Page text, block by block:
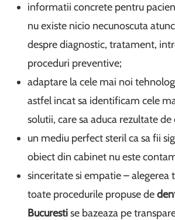
informatii concrete pentru
nu existe nicio necunoscuta
despre diagnostic, tratament,
proceduri preventive;
adaptare la cele mai noi
astfel incat sa identificam cele
solutii, care sa aduca rezultate de
un mediu perfect steril ca sa fii
obiect din cabinet nu este
sinceritate si empatie – alegerea
toate procedurile propuse de
Bucurestise bazeaza pe